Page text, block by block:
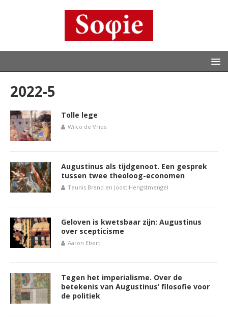
2022-5
Tolle lege
Wilco de Vries
Augustinus als tijdgenoot. Een gesprek
tussen twee theoloog-economen
Teunis Brand en Joost Hengstmengel
Geloven is kwetsbaar zijn: Augustinus
over scepticisme
Aaron Ebert
Tegen het imperialisme. Over de
betekenis van Augustinus’ filosofie voor
de politiek